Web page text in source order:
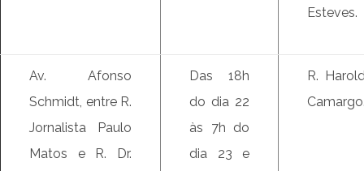
Esteves.
Av. Afonso
Schmidt, entre R.
Jornalista Paulo
Matos e R. Dr.
Das 18h
do dia 22
às 7h do
dia 23 e
R.